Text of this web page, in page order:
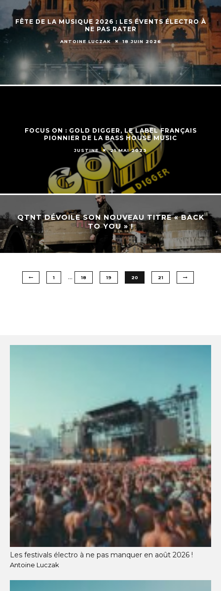
FÊTE DE LA MUSIQUE 2026 : LES ÉVENTS ÉLECTRO À
NE PAS RATER
ANTOINE LUCZAK 18 JUIN 2026
FOCUS ON : GOLD DIGGER, LE LABEL FRANÇAIS
PIONNIER DE LA BASS HOUSE MUSIC
JUSTINE 21 MAI 2023
QTNT DÉVOILE SON NOUVEAU TITRE « BACK
TO YOU » !
1 … 18 19 20 21
Les festivals électro à ne pas manquer en août 2026 !
Antoine Luczak